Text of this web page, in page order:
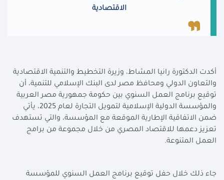
الاقتصادية
أكدت الدكتورة رانيا المشاط، وزيرة التخطيط والتنمية الاقتصادية
والتعاون الدولي ومحافظ مصر لدى البنك الإسلامي للتنمية، أن
توقيع برنامج العمل السنوي بين حكومة جمهورية مصر العربية
والمؤسسة الدولية الإسلامية لتمويل التجارة لعام 2025، يأتي
ضمن الاتفاقية الإطارية الموقعة مع المؤسسة، والتي تستهدف
تعزيز دعمها للاقتصاد المصري من خلال مجموعة من برامج
العمل المتنوعة.
جاء ذلك خلال حفل توقيع برنامج العمل السنوي للمؤسسة